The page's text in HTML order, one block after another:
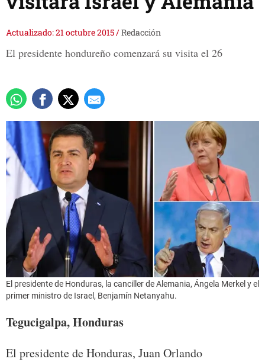
Actualizado: 21 octubre 2015/Redacción
El presidente hondureño comenzará su visita el 26
El presidente de Honduras, la canciller de Alemania, Ángela Merkel y el
primer ministro de Israel, Benjamín Netanyahu.
Tegucigalpa, Honduras
El presidente de Honduras, Juan Orlando